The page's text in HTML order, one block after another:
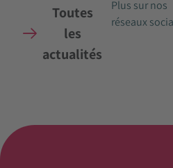
Toutes
les
actualités
Plus sur nos
réseaux